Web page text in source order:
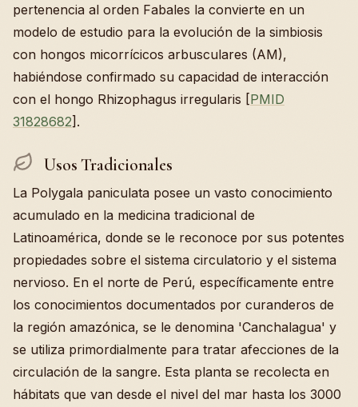
pertenencia al orden Fabales la convierte en un
modelo de estudio para la evolución de la simbiosis
con hongos micorrícicos arbusculares (AM),
habiéndose confirmado su capacidad de interacción
con el hongo Rhizophagus irregularis [PMID
31828682].
Usos Tradicionales
La Polygala paniculata posee un vasto conocimiento
acumulado en la medicina tradicional de
Latinoamérica, donde se le reconoce por sus potentes
propiedades sobre el sistema circulatorio y el sistema
nervioso. En el norte de Perú, específicamente entre
los conocimientos documentados por curanderos de
la región amazónica, se le denomina 'Canchalagua' y
se utiliza primordialmente para tratar afecciones de la
circulación de la sangre. Esta planta se recolecta en
hábitats que van desde el nivel del mar hasta los 3000